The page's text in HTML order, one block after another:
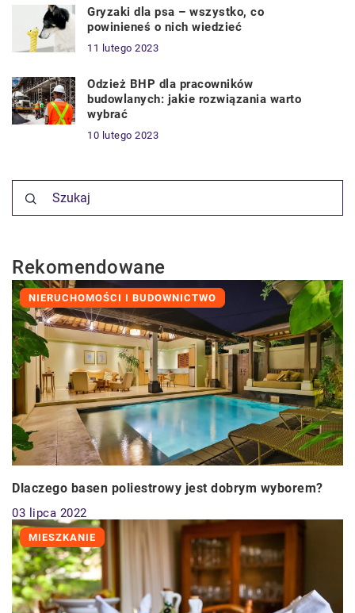
Gryzaki dla psa – wszystko, co
powinieneś o nich wiedzieć
11 lutego 2023
Odzież BHP dla pracowników
budowlanych: jakie rozwiązania warto
wybrać
10 lutego 2023
Rekomendowane
NIERUCHOMOŚCI I BUDOWNICTWO
Dlaczego basen poliestrowy jest dobrym wyborem?
03 lipca 2022
MIESZKANIE